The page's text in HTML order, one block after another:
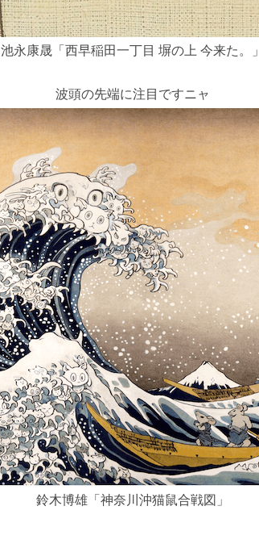
池永康晟「西早稲田一丁目 塀の上 今来た。」
波頭の先端に注目ですニャ
鈴木博雄「神奈川沖猫鼠合戦図」